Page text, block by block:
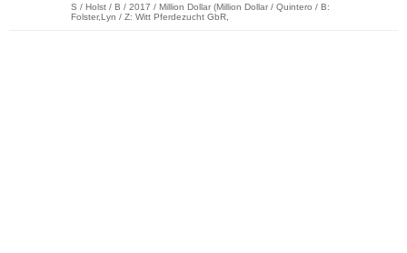
S / Holst / B / 2017 / Million Dollar (Million Dollar / Quintero / B:
Folster,Lyn / Z: Witt Pferdezucht GbR,